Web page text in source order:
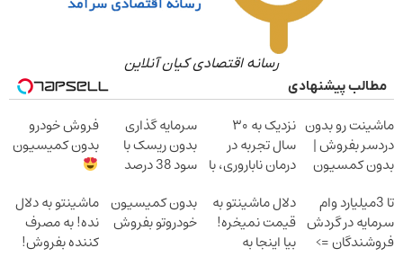
رسانه اقتصادی کیان آنلاین
مطالب پیشنهادی
ماشینت رو بدون
دردسر بفروش |
بدون کمسیون
نزدیک به ۳۰
سال تجربه در
درمان ناباروری، با
مام
سرمایه گذاری
بدون ریسک با
سود 38 درصد
فروش خودرو
بدون کمیسیون
تا 3میلیارد وام
سرمایه در گردش
فروشندگان =>
دلال ماشینتو به
قیمت نمیخره!
بیا اینجا به
بدون کمیسیون
خودروتو بفروش
ماشینتو به دلال
نده! به مصرف
کننده بفروش!